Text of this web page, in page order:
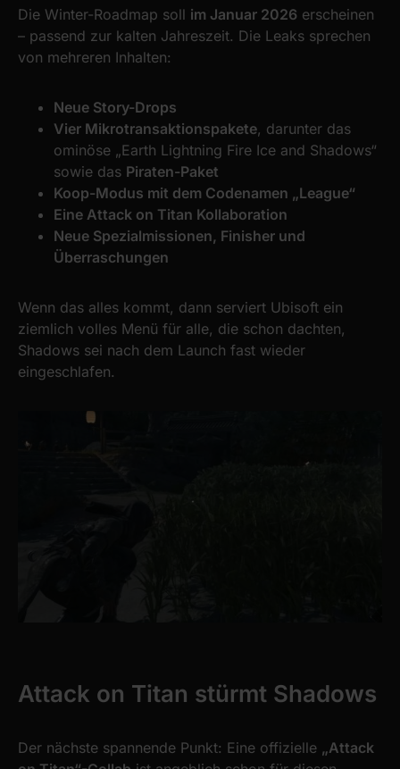
Die Winter-Roadmap soll im Januar 2026 erscheinen
– passend zur kalten Jahreszeit. Die Leaks sprechen
von mehreren Inhalten:
Neue Story-Drops
Vier Mikrotransaktionspakete, darunter das
ominöse „Earth Lightning Fire Ice and Shadows“
sowie das Piraten-Paket
Koop-Modus mit dem Codenamen „League“
Eine Attack on Titan Kollaboration
Neue Spezialmissionen, Finisher und
Überraschungen
Wenn das alles kommt, dann serviert Ubisoft ein
ziemlich volles Menü für alle, die schon dachten,
Shadows sei nach dem Launch fast wieder
eingeschlafen.
Attack on Titan stürmt Shadows
Der nächste spannende Punkt: Eine offizielle „Attack